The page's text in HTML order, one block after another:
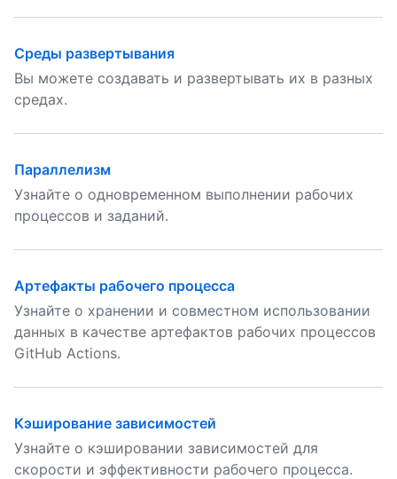
Среды развертывания
Вы можете создавать и развертывать их в разных
средах.
Параллелизм
Узнайте о одновременном выполнении рабочих
процессов и заданий.
Артефакты рабочего процесса
Узнайте о хранении и совместном использовании
данных в качестве артефактов рабочих процессов
GitHub Actions.
Кэширование зависимостей
Узнайте о кэшировании зависимостей для
скорости и эффективности рабочего процесса.